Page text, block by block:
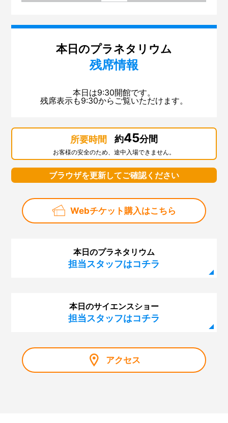
本日のプラネタリウム
残席情報
本日は9:30開館です。
残席表示も9:30からご覧いただけます。
所要時間 約45分間
お客様の安全のため、途中入場できません。
ブラウザを更新してご確認ください
Webチケット購入はこちら
本日のプラネタリウム
担当スタッフはコチラ
本日のサイエンスショー
担当スタッフはコチラ
アクセス